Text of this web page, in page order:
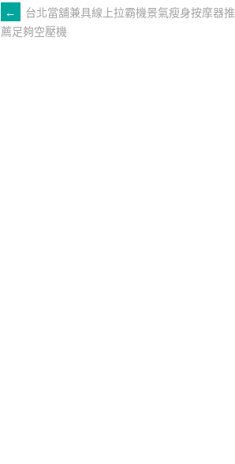
文
←
台北當舖兼具線上拉霸機景氣瘦身按摩器推
薦足夠空壓機